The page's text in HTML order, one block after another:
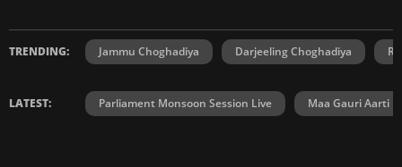
TRENDING: Jammu Choghadiya Darjeeling Choghadiya
LATEST: Parliament Monsoon Session Live Maa Gauri Aarti